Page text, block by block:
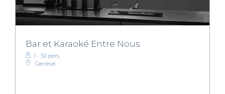
Bar et Karaoké Entre Nous
1 - 50 pers.
Genève